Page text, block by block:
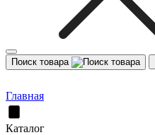
Поиск товара
Главная
Каталог